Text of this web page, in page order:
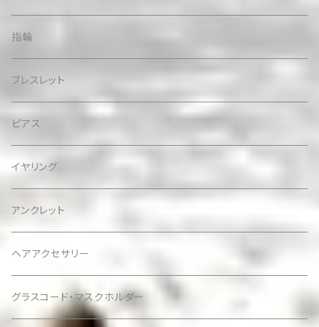
指輪
ブレスレット
ピアス
イヤリング
アンクレット
ヘアアクセサリー
グラスコード・マスクホルダー